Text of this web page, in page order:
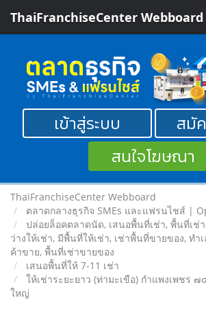
ThaiFranchiseCenter Webboard
เข้าสู่ระบบ
สมั
สนใจโฆษณา
ThaiFranchiseCenter Webboard
ตลาดกลางธุรกิจ SMEs และแฟรนไชส์ |
ปล่อยล็อคตลาดนัด, เสนอพื้นที่เช่า, พื้นที่เช่
ว่างให้เช่า, มีพื้นที่ให้เช่า, เช่าพื้นที่ขายของ, ทํา
ค้าขาย, พื้นที่เช่าขายของ
เสนอพื้นที่ให้ 7-11 เช่า
ให้เช่าระยะยาว (ท่ามะเขือ) กำแพงเพชร
ใหญ่